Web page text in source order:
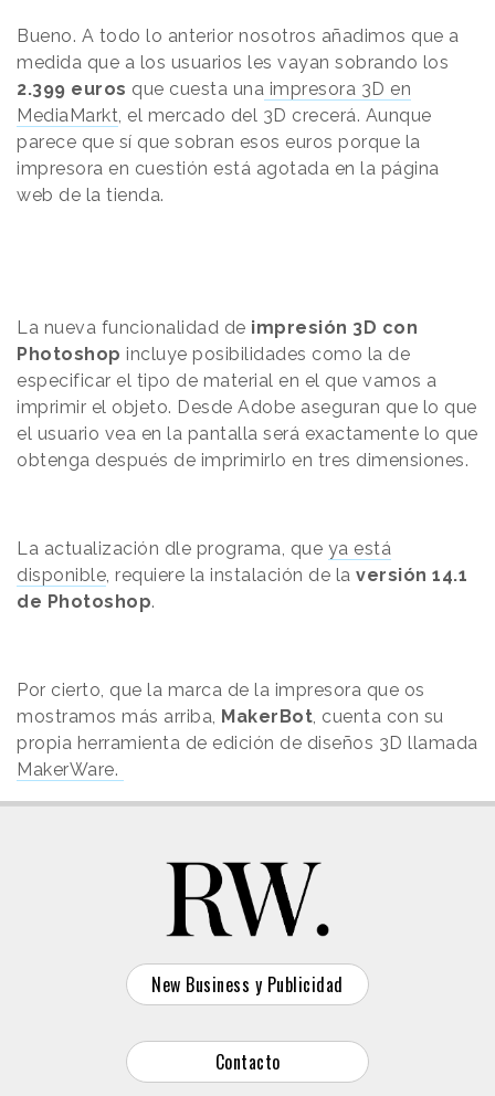
Bueno. A todo lo anterior nosotros añadimos que a
medida que a los usuarios les vayan sobrando los
2.399 euros que cuesta una impresora 3D en
MediaMarkt , el mercado del 3D crecerá. Aunque
parece que sí que sobran esos euros porque la
impresora en cuestión está agotada en la página
web de la tienda.
La nueva funcionalidad de impresión 3D con
Photoshop incluye posibilidades como la de
especificar el tipo de material en el que vamos a
imprimir el objeto. Desde Adobe aseguran que lo que
el usuario vea en la pantalla será exactamente lo que
obtenga después de imprimirlo en tres dimensiones.
La actualización dle programa, que ya está
disponible , requiere la instalación de la versión 14.1
de Photoshop.
Por cierto, que la marca de la impresora que os
mostramos más arriba, MakerBot , cuenta con su
propia herramienta de edición de diseños 3D llamada
MakerWare.
New Business y Publicidad
Contacto